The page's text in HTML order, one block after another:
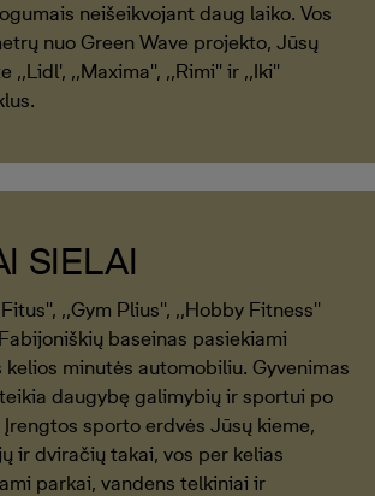
neišeikvojant daug laiko. Vos
nuo Green Wave projekto, Jūsų
,,Lidl', ,,Maxima'', ,,Rimi'' ir ,,Iki''
SIELAI
,,Gym Plius'', ,,Hobby Fitness''
baseinas pasiekiami
kelios minutės automobiliu. Gyvenimas
daugybę galimybių ir sportui po
sporto erdvės Jūsų kieme,
ir dviračių takai, vos per kelias
parkai, vandens telkiniai ir